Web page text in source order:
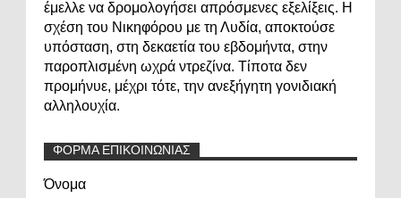
έμελλε να δρομολογήσει απρόσμενες εξελίξεις. Η
σχέση του Νικηφόρου με τη Λυδία, αποκτούσε
υπόσταση, στη δεκαετία του εβδομήντα, στην
παροπλισμένη ωχρά ντρεζίνα. Τίποτα δεν
προμήνυε, μέχρι τότε, την ανεξήγητη γονιδιακή
αλληλουχία.
ΦΟΡΜΑ ΕΠΙΚΟΙΝΩΝΙΑΣ
Όνομα